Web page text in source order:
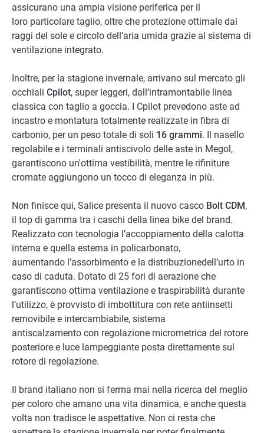
assicurano una ampia visione periferica per il
loro particolare taglio, oltre che protezione ottimale dai
raggi del sole e circolo dell’aria umida grazie al sistema di
ventilazione integrato.
Inoltre, per la stagione invernale, arrivano sul mercato gli
occhiali Cpilot, super leggeri, dall’intramontabile linea
classica con taglio a goccia. I Cpilot prevedono aste ad
incastro e montatura totalmente realizzate in fibra di
carbonio, per un peso totale di soli 16 grammi. Il nasello
regolabile e i terminali antiscivolo delle aste in Megol,
garantiscono un'ottima vestibilità, mentre le rifiniture
cromate aggiungono un tocco di eleganza in più.
Non finisce qui, Salice presenta il nuovo casco Bolt CDM ,
il top di gamma tra i caschi della linea bike del brand.
Realizzato con tecnologia l’accoppiamento della calotta
interna e quella esterna in policarbonato,
aumentando l’assorbimento e la distribuzionedell’urto in
caso di caduta. Dotato di 25 fori di aerazione che
garantiscono ottima ventilazione e traspirabilità durante
l’utilizzo, è provvisto di imbottitura con rete anti­insetti
removibile e intercambiabile, sistema
antiscalzamento con regolazione micrometrica del rotore
posteriore e luce lampeggiante posta direttamente sul
rotore di regolazione.
Il brand italiano non si ferma mai nella ricerca del meglio
per coloro che amano una vita dinamica, e anche questa
volta non tradisce le aspettative. Non ci resta che